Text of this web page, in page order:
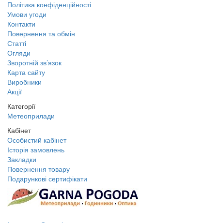
Політика конфіденційності
Умови угоди
Контакти
Повернення та обмін
Статті
Огляди
Зворотній зв’язок
Карта сайту
Виробники
Акції
Категорії
Метеоприлади
Кабінет
Особистий кабінет
Історія замовлень
Закладки
Повернення товару
Подарункові сертифікати